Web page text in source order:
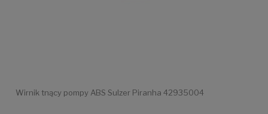
Wirnik tnący pompy ABS Sulzer Piranha 42935004